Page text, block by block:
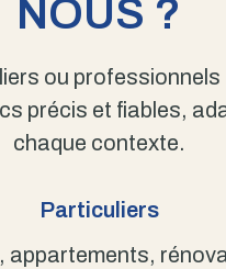
NOUS ?
ou professionnels
précis et fiables,
chaque contexte.
Particuliers
appartements,